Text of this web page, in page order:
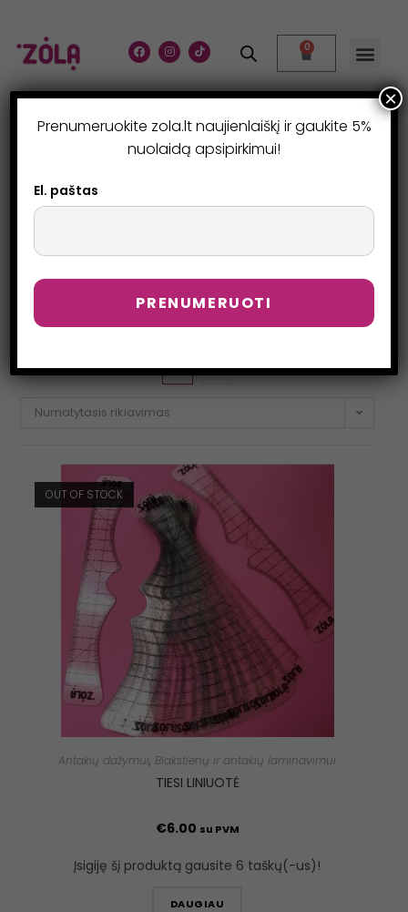
0
BLAKSTIENŲ IR ANTAKIŲ
LAMINAVIMUI
Numatytasis rikiavimas
OUT OF STOCK
Antakių dažymui, Blakstienų ir antakių laminavimui
TIESI LINIUOTĖ
€6.00 su PVM
Įsigiję šį produktą gausite 6 taškų(-us)!
DAUGIAU
Prenumeruokite zola.lt naujienlaiškį ir gaukite 5%
nuolaidą apsipirkimui!
El. paštas
×